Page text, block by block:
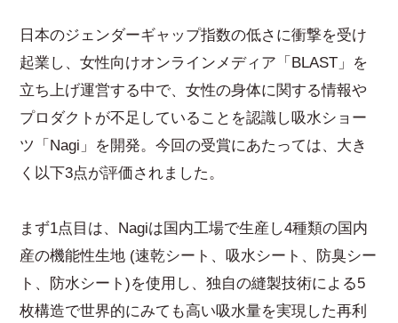
日本のジェンダーギャップ指数の低さに衝撃を受け
起業し、女性向けオンラインメディア「BLAST」を
立ち上げ運営する中で、女性の身体に関する情報や
プロダクトが不足していることを認識し吸水ショー
ツ「Nagi」を開発。今回の受賞にあたっては、大き
く以下3点が評価されました。
まず1点目は、Nagiは国内工場で生産し4種類の国内
産の機能性生地 (速乾シート、吸水シート、防臭シー
ト、防水シート)を使用し、独自の縫製技術による5
枚構造で世界的にみても高い吸水量を実現した再利